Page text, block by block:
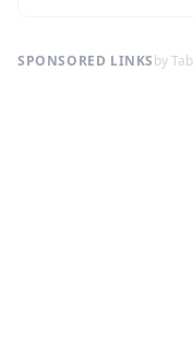
SPONSORED LINKSby